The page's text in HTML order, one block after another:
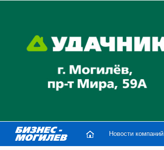
Новости компаний